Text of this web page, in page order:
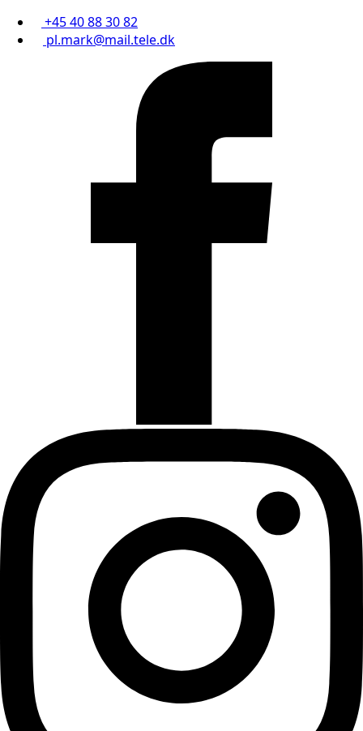
+45 40 88 30 82
pl.mark@mail.tele.dk